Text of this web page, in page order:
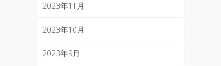
2023年11月
2023年10月
2023年9月